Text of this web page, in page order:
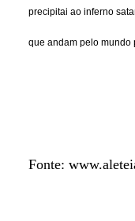
precipitai ao inferno
que andam pelo mundo
Fonte: